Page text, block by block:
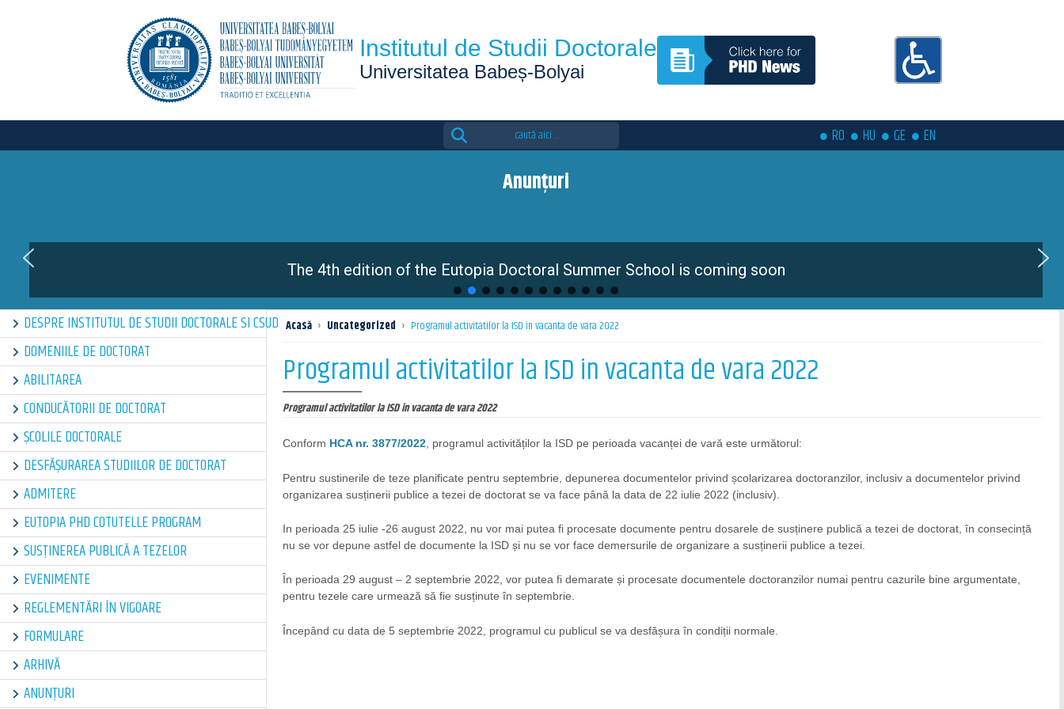
Institutul de Studii Doctorale
Universitatea Babeș-Bolyai
Search
for:
RO HU GE EN
Anunțuri
The 4th edition of the Eutopia Doctoral Summer School is coming soon
DESPRE INSTITUTUL DE STUDII DOCTORALE SI CSUD
DOMENIILE DE DOCTORAT
ABILITAREA
CONDUCĂTORII DE DOCTORAT
ȘCOLILE DOCTORALE
DESFĂȘURAREA STUDIILOR DE DOCTORAT
ADMITERE
EUTOPIA PHD COTUTELLE PROGRAM
SUSȚINEREA PUBLICĂ A TEZELOR
EVENIMENTE
REGLEMENTĂRI ÎN VIGOARE
FORMULARE
ARHIVĂ
ANUNȚURI
Acasă › Uncategorized › Programul activitatilor la ISD in vacanta de vara 2022
Programul activitatilor la ISD in vacanta de vara 2022
Programul activitatilor la ISD in vacanta de vara 2022
Conform HCA nr. 3877/2022 , programul activităților la ISD pe perioada vacanței de vară este următorul:
Pentru sustinerile de teze planificate pentru septembrie, depunerea documentelor privind școlarizarea doctoranzilor, inclusiv a documentelor privind
organizarea susținerii publice a tezei de doctorat se va face până la data de 22 iulie 2022 (inclusiv).
In perioada 25 iulie -26 august 2022, nu vor mai putea fi procesate documente pentru dosarele de susținere publică a tezei de doctorat, în consecință
nu se vor depune astfel de documente la ISD și nu se vor face demersurile de organizare a susținerii publice a tezei.
În perioada 29 august – 2 septembrie 2022, vor putea fi demarate și procesate documentele doctoranzilor numai pentru cazurile bine argumentate,
pentru tezele care urmează să fie susținute în septembrie.
Începând cu data de 5 septembrie 2022, programul cu publicul se va desfășura în condiții normale.